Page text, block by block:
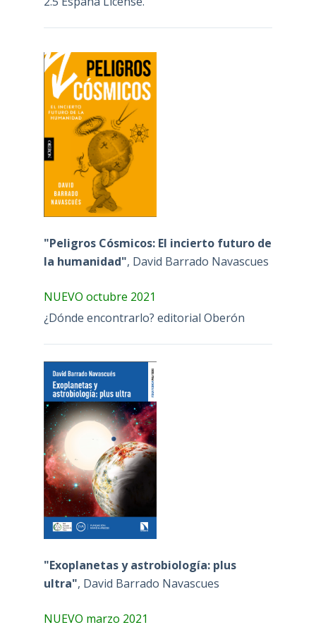
"Peligros Cósmicos: El incierto futuro de
la humanidad", David Barrado Navascues
NUEVO octubre 2021
¿Dónde encontrarlo? editorial Oberón
"Exoplanetas y astrobiología: plus
ultra", David Barrado Navascues
NUEVO marzo 2021